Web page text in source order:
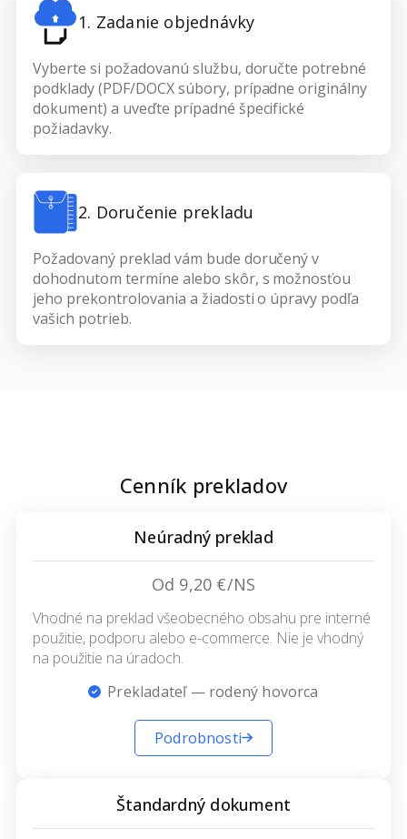
1. Zadanie objednávky
Vyberte si požadovanú službu, doručte potrebné
podklady (PDF/DOCX súbory, prípadne originálny
dokument) a uveďte prípadné špecifické
požiadavky.
2. Doručenie prekladu
Požadovaný preklad vám bude doručený v
dohodnutom termíne alebo skôr, s možnosťou
jeho prekontrolovania a žiadosti o úpravy podľa
vašich potrieb.
Cenník prekladov
Neúradný preklad
Od 9,20 €/NS
Vhodné na preklad všeobecného obsahu pre interné
použitie, podporu alebo e-commerce. Nie je vhodný
na použitie na úradoch.
Prekladateľ — rodený hovorca
Podrobnosti
Štandardný dokument